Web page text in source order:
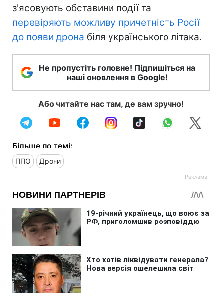
з'ясовують обставини події та
перевіряють можливу причетність Росії
до появи дрона біля українського літака.
Не пропустіть головне! Підпишіться на
наші оновлення в Google!
Або читайте нас там, де вам зручно!
Більше по темі:
ППО Дрони